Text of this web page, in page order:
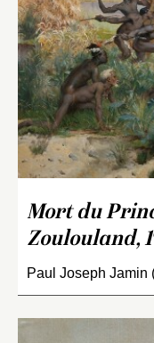
Mort du
Zoulouland, 1
Paul Joseph Jamin